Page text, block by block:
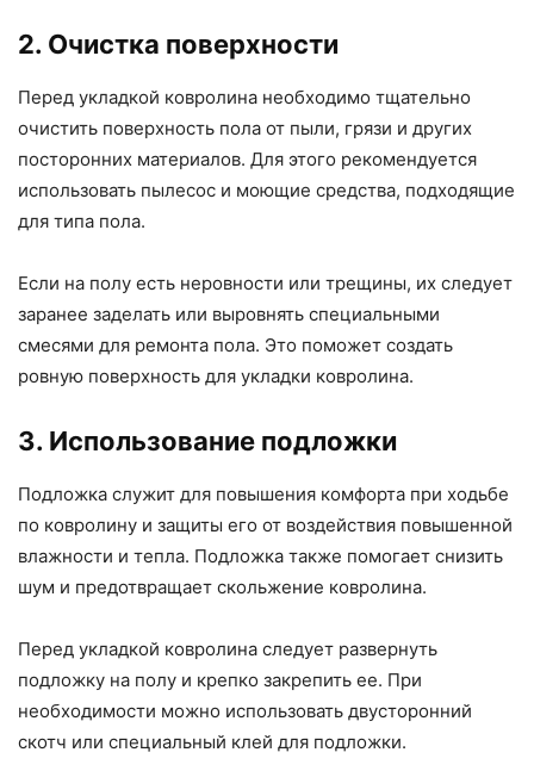
2. Очистка поверхности
Перед укладкой ковролина необходимо тщательно
очистить поверхность пола от пыли, грязи и других
посторонних материалов. Для этого рекомендуется
использовать пылесос и моющие средства, подходящие
для типа пола.
Если на полу есть неровности или трещины, их следует
заранее заделать или выровнять специальными
смесями для ремонта пола. Это поможет создать
ровную поверхность для укладки ковролина.
3. Использование подложки
Подложка служит для повышения комфорта при ходьбе
по ковролину и защиты его от воздействия повышенной
влажности и тепла. Подложка также помогает снизить
шум и предотвращает скольжение ковролина.
Перед укладкой ковролина следует развернуть
подложку на полу и крепко закрепить ее. При
необходимости можно использовать двусторонний
скотч или специальный клей для подложки.